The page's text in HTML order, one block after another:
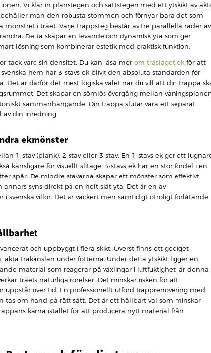
Vi klär in planstegen och sättstegen med ett ytskikt av
man den robusta stommen och förnyar bara det som
mönstret i träet. Varje trappsteg består av tre parallella rader av
Detta skapar en levande och dynamisk yta som ger
lösning som kombinerar estetik med praktisk funktion.
tack vare sin densitet. Du kan läsa mer om träslaget ek för att
hem har 3-stavs ek blivit den absoluta standarden för
Det är därför det mest logiska valet när du vill att din trappa
Det skapar en sömlös övergång mellan våningsplanen
sammanhängande. Din trappa slutar vara ett separat
av din inredning.
ekmönster
1-stav (plank), 2-stav eller 3-stav. En 1-stavs ek ger ett
känsligare för visuellt slitage. 3-stavs ek har en stor fördel i en
spår. De mindre stavarna skapar ett mönster som effektivt
syns direkt på en helt slät yta. Det är en av
svenska villor. Det är vackert men samtidigt otroligt förlåtande
och uppbyggt i flera skikt. Överst finns ett gediget
äkta träkänslan under fötterna. Under detta ytskikt ligger en
material som reagerar på växlingar i luftfuktighet, är denna
träets naturliga rörelser. Det minskar risken för att
uppstår över tid. En professionellt utförd trapprenovering med
tas om hand på rätt sätt. Det är ett hållbart val som minskar
kärna istället för att producera nytt material från